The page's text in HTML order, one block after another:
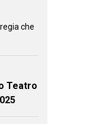
che
Teatro